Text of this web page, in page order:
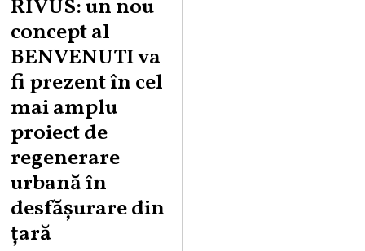
RIVUS: un nou
concept al
BENVENUTI va
fi prezent în cel
mai amplu
proiect de
regenerare
urbană în
desfășurare din
țară